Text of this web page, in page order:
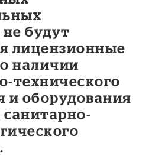
будут
лицензионные
наличии
технического
и оборудования